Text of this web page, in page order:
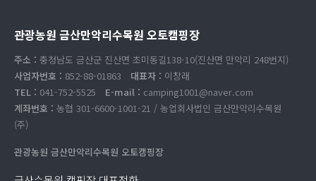
관광농원 금산만악리수목원 오토캠핑장
주소 : 충청남도 금산군 진산면 초미동길138-10(진산면 만악리 248번지)
사업자번호 : 852-88-01863 대표자 : 이창래
TEL : 041-752-5525 E-mail : camping1001@naver.com
계좌번호 : 농협 301-6600-1001-21 / 농업회사법인 금산만악리수목원
(주)
관광농원 금산만악리수목원 오토캠핑장